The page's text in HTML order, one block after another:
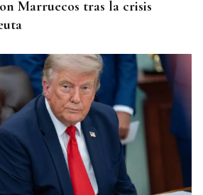
Marruecos tras la crisis